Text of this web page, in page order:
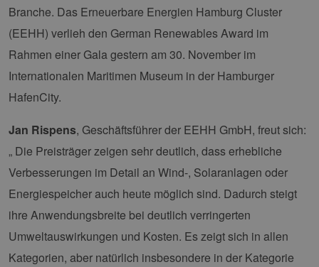
Branche. Das Erneuerbare Energien Hamburg Cluster
(EEHH) verlieh den German Renewables Award im
Rahmen einer Gala gestern am 30. November im
Internationalen Maritimen Museum in der Hamburger
HafenCity.
Jan Rispens, Geschäftsführer der EEHH GmbH, freut sich:
„ Die Preisträger zeigen sehr deutlich, dass erhebliche
Verbesserungen im Detail an Wind-, Solaranlagen oder
Energiespeicher auch heute möglich sind. Dadurch steigt
ihre Anwendungsbreite bei deutlich verringerten
Umweltauswirkungen und Kosten. Es zeigt sich in allen
Kategorien, aber natürlich insbesondere in der Kategorie